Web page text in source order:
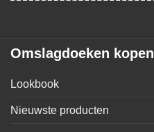
Omslagdoeken kopen
Lookbook
Nieuwste producten